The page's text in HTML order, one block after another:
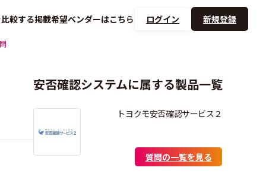
比較する掲載希望ベンダーはこちら ログイン 新規登録
安否確認システムに属する製品一覧
トヨクモ安否確認サービス２
質問の一覧を見る